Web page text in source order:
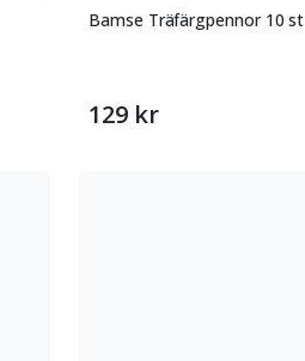
Bamse Träfärgpennor 10 st
129 kr